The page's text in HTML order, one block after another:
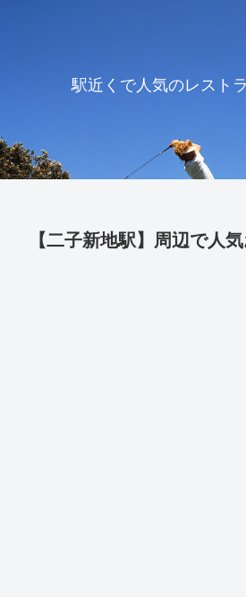
駅近くで人気のレスト
【二子新地駅】周辺で人